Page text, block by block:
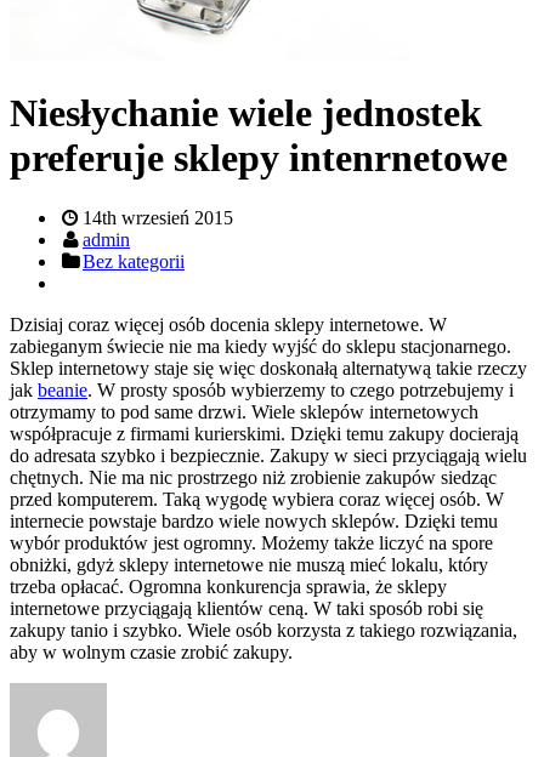
Niesłychanie wiele jednostek
preferuje sklepy intenrnetowe
14th wrzesień 2015
admin
Bez kategorii
Dzisiaj coraz więcej osób docenia sklepy internetowe. W
zabieganym świecie nie ma kiedy wyjść do sklepu stacjonarnego.
Sklep internetowy staje się więc doskonałą alternatywą takie rzeczy
jak beanie. W prosty sposób wybierzemy to czego potrzebujemy i
otrzymamy to pod same drzwi. Wiele sklepów internetowych
współpracuje z firmami kurierskimi. Dzięki temu zakupy docierają
do adresata szybko i bezpiecznie. Zakupy w sieci przyciągają wielu
chętnych. Nie ma nic prostrzego niż zrobienie zakupów siedząc
przed komputerem. Taką wygodę wybiera coraz więcej osób. W
internecie powstaje bardzo wiele nowych sklepów. Dzięki temu
wybór produktów jest ogromny. Możemy także liczyć na spore
obniżki, gdyż sklepy internetowe nie muszą mieć lokalu, który
trzeba opłacać. Ogromna konkurencja sprawia, że sklepy
internetowe przyciągają klientów ceną. W taki sposób robi się
zakupy tanio i szybko. Wiele osób korzysta z takiego rozwiązania,
aby w wolnym czasie zrobić zakupy.